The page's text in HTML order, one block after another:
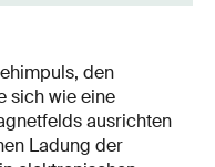
den
sich wie eine
ausrichten
Ladung der